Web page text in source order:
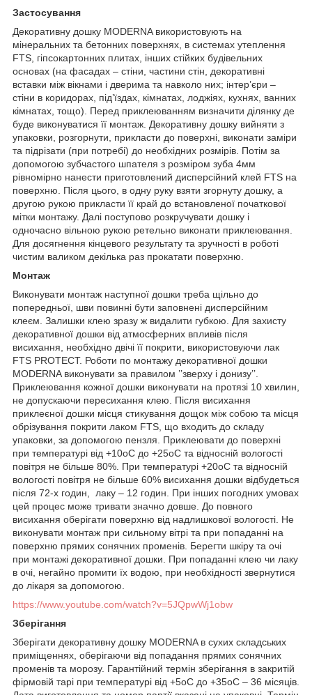
Застосування
Декоративну дошку MODERNA використовують на
мінеральних та бетонних поверхнях, в системах утеплення
FTS, гіпсокартонних плитах, інших стійких будівельних
основах (на фасадах – стіни, частини стін, декоративні
вставки між вікнами і дверима та навколо них; інтер’єри –
стіни в коридорах, під’їздах, кімнатах, лоджіях, кухнях, ванних
кімнатах, тощо). Перед приклеюванням визначити ділянку де
буде виконуватися її монтаж. Декоративну дошку вийняти з
упаковки, розгорнути, прикласти до поверхні, виконати заміри
та підрізати (при потребі) до необхідних розмірів. Потім за
допомогою зубчастого шпателя з розміром зуба 4мм
рівномірно нанести приготовлений дисперсійний клей FTS на
поверхню. Після цього, в одну руку взяти згорнуту дошку, а
другою рукою прикласти її край до встановленої початкової
мітки монтажу. Далі поступово розкручувати дошку і
одночасно вільною рукою ретельно виконати приклеювання.
Для досягнення кінцевого результату та зручності в роботі
чистим валиком декілька раз прокатати поверхню.
Монтаж
Виконувати монтаж наступної дошки треба щільно до
попередньої, шви повинні бути заповнені дисперсійним
клеєм. Залишки клею зразу ж видалити губкою. Для захисту
декоративної дошки від атмосферних впливів після
висихання, необхідно двічі її покрити, використовуючи лак
FTS PROTECT. Роботи по монтажу декоративної дошки
MODERNA виконувати за правилом ’’зверху і донизу’’.
Приклеювання кожної дошки виконувати на протязі 10 хвилин,
не допускаючи пересихання клею. Після висихання
приклеєної дошки місця стикування дощок між собою та місця
обрізування покрити лаком FTS, що входить до складу
упаковки, за допомогою пензля. Приклеювати до поверхні
при температурі від +10oС до +25oС та відносній вологості
повітря не більше 80%. При температурі +20oС та відносній
вологості повітря не більше 60% висихання дошки відбудеться
після 72-х годин, лаку – 12 годин. При інших погодних умовах
цей процес може тривати значно довше. До повного
висихання оберігати поверхню від надлишкової вологості. Не
виконувати монтаж при сильному вітрі та при попаданні на
поверхню прямих сонячних променів. Берегти шкіру та очі
при монтажі декоративної дошки. При попаданні клею чи лаку
в очі, негайно промити їх водою, при необхідності звернутися
до лікаря за допомогою.
https://www.youtube.com/watch?v=5JQpwWj1obw
Зберігання
Зберігати декоративну дошку MODERNA в сухих складських
приміщеннях, оберігаючи від попадання прямих сонячних
променів та морозу. Гарантійний термін зберігання в закритій
фірмовій тарі при температурі від +5oС до +35oС – 36 місяців.